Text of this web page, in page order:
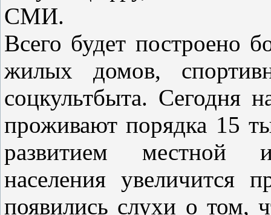
СМИ.
Всего будет построено
жилых домов,
соцкультбыта. Сегодня
проживают порядка 15
развитием местной
населения увеличится
появились слухи о том,